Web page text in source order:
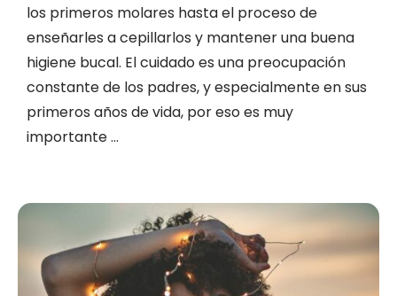
los primeros molares hasta el proceso de
enseñarles a cepillarlos y mantener una buena
higiene bucal. El cuidado es una preocupación
constante de los padres, y especialmente en sus
primeros años de vida, por eso es muy
importante …